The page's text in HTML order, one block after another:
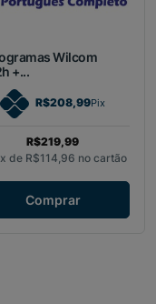
Wilcom
+...
R$208,99Pix
R$219,99
de R$114,96 no cartão
Comprar